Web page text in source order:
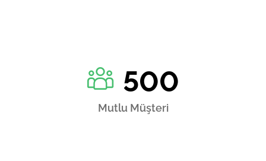
500
Mutlu Müşteri